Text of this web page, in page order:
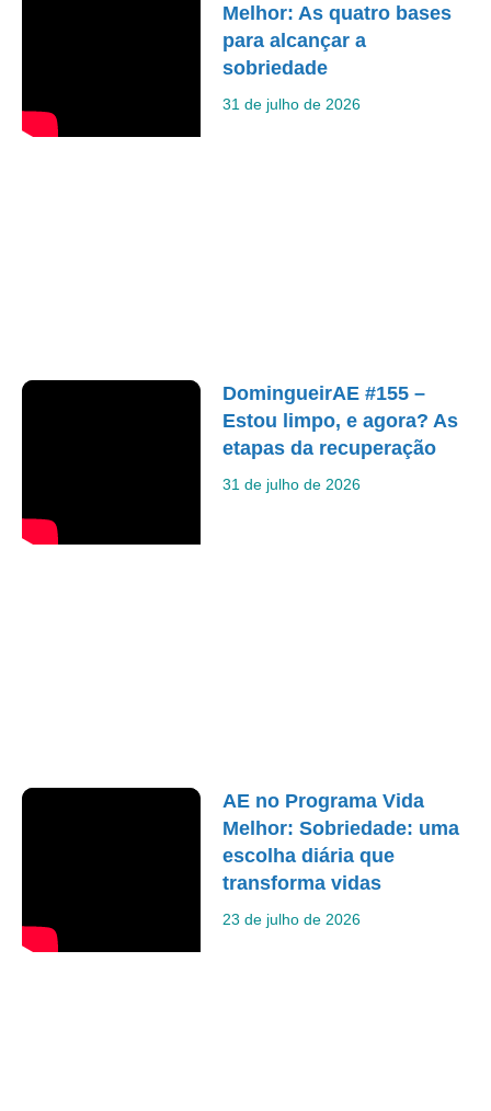
Melhor: As quatro bases
para alcançar a
sobriedade
31 de julho de 2026
DomingueirAE #155 –
Estou limpo, e agora? As
etapas da recuperação
31 de julho de 2026
AE no Programa Vida
Melhor: Sobriedade: uma
escolha diária que
transforma vidas
23 de julho de 2026